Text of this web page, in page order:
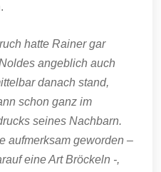
hatte Rainer gar
angeblich auch
danach stand,
schon ganz im
seines Nachbarn.
aufmerksam geworden –
eine Art Bröckeln -,